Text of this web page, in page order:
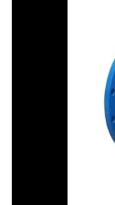
智能供水设备
非标加工设备